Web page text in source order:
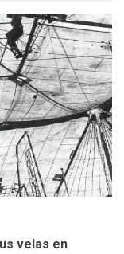
a atender
HORA
capacidad
unidades
año de
HORA
a
Muerto
velas en